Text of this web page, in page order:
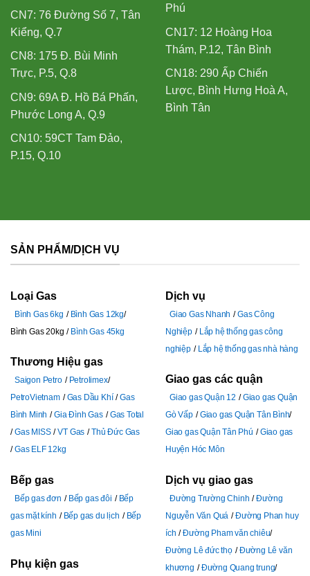
CN7: 76 Đường Số 7, Tân
Kiểng, Q.7
CN8: 175 Đ. Bùi Minh
Trực, P.5, Q.8
CN9: 69A Đ. Hồ Bá Phấn,
Phước Long A, Q.9
CN10: 59CT Tam Đảo,
P.15, Q.10
Phú
CN17: 12 Hoàng Hoa
Thám, P.12, Tân Bình
CN18: 290 Ấp Chiến
Lược, Bình Hưng Hoà A,
Bình Tân
SẢN PHẨM/DỊCH VỤ
Loại Gas
Bình Gas 6kg
Bình Gas 12kg
Bình Gas 20kg
Bình Gas 45kg
Thương Hiệu gas
Saigon Petro
Petrolimex
PetroVietnam
Gas Dầu Khí
Gas
Bình Minh
Gia Đình Gas
Gas Total
Gas MISS
VT Gas
Thủ Đức Gas
Gas ELF 12kg
Bếp gas
Bếp gas đơn Bếp gas đôi
Bếp
gas mặt kính
Bếp gas du lịch
Bếp
gas Mini
Phụ kiện gas
Dịch vụ
Giao Gas Nhanh
Gas Công
Nghiệp
Lắp hệ thống gas công
nghiệp
Lắp hệ thống gas nhà hàng
Giao gas các quận
Giao gas Quận 12
Giao gas Quận
Gò Vấp
Giao gas Quận Tân Bình
Giao gas Quận Tân Phú
Giao gas
Huyện Hóc Môn
Dịch vụ giao gas
Đường Trường Chinh
Đường
Nguyễn Văn Quá
Đường Phan huy
ích
Đường Pham văn chiêu
Đường Lê đức thọ
Đường Lê văn
khương
Đường Quang trung